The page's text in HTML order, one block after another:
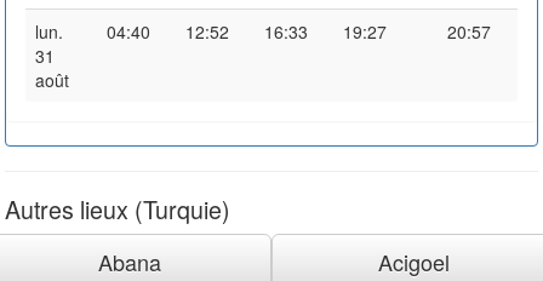
lun.
31
août
04:40 12:52 16:33 19:27 20:57
Autres lieux (Turquie)
Abana
Acigoel